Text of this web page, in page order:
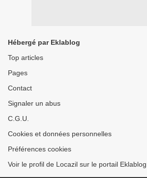
Hébergé par Eklablog
Top articles
Pages
Contact
Signaler un abus
C.G.U.
Cookies et données personnelles
Préférences cookies
Voir le profil de Locazil sur le portail Eklablog